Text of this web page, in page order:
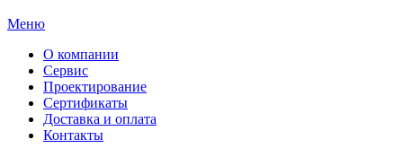
Меню
О компании
Сервис
Проектирование
Сертификаты
Доставка и оплата
Контакты